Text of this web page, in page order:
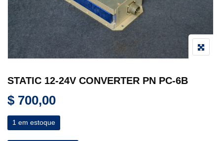
STATIC 12-24V CONVERTER PN PC-6B
$ 700,00
1 em estoque